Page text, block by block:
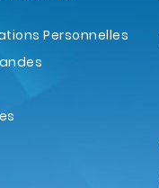
Personnelles